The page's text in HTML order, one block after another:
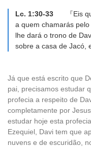
Lc. 1:30-33
『Eis
a quem chamarás
lhe dará o trono de
sobre a casa de Jacó,
Já que está escrito que
pai, precisamos estudar
profecia a respeito de
completamente por
estudar hoje esta
Ezequiel, Davi tem que
nuvens e de escuridão,